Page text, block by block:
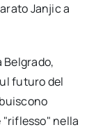
Janjic a
futuro del
"riflesso" nella